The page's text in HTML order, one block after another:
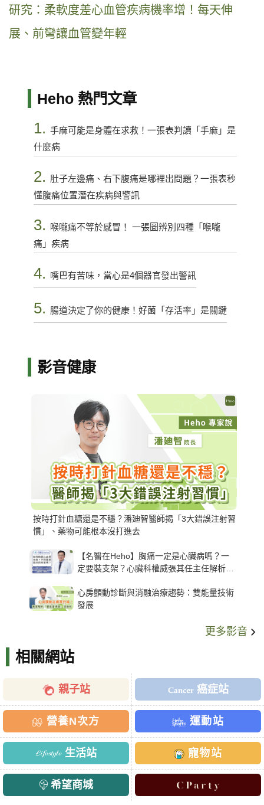
研究：柔軟度差心血管疾病機率增！每天伸
展、前彎讓血管變年輕
Heho 熱門文章
1. 手麻可能是身體在求救！一張表判讀「手麻」是
什麼病
2. 肚子左邊痛、右下腹痛是哪裡出問題？一張表秒
懂腹痛位置潛在疾病與警訊
3.
喉嚨痛不等於感冒！ 一張圖辨別四種「喉嚨
痛」疾病
4. 嘴巴有苦味，當心是4個器官發出警訊
5. 腸道決定了你的健康！好菌「存活率」是關鍵
影音健康
按時打針血糖還是不穩？潘廸智醫師揭「3大錯誤注射習
慣」、藥物可能根本沒打進去
【名醫在Heho】胸痛一定是心臟病嗎？一
定要裝支架？心臟科權威張其任主任解析支
心房顫動診斷與消融治療趨勢：雙能量技術
發展
更多影音
相關網站
親子站 癌症站
營養N次方 運動站
生活站 寵物站
希望商城